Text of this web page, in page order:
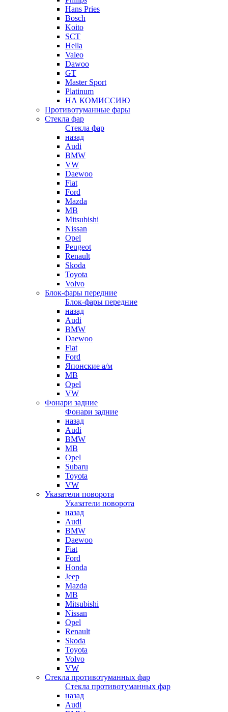
Hans Pries
Bosch
Koito
SCT
Hella
Valeo
Dawoo
GT
Master Sport
Platinum
НА КОМИССИЮ
Противотуманные фары
Стекла фар
Стекла фар
назад
Audi
BMW
VW
Daewoo
Fiat
Ford
Mazda
MB
Mitsubishi
Nissan
Opel
Peugeot
Renault
Skoda
Toyota
Volvo
Блок-фары передние
Блок-фары передние
назад
Audi
BMW
Daewoo
Fiat
Ford
Японские а/м
MB
Opel
VW
Фонари задние
Фонари задние
назад
Audi
BMW
MB
Opel
Subaru
Toyota
VW
Указатели поворота
Указатели поворота
назад
Audi
BMW
Daewoo
Fiat
Ford
Honda
Jeep
Mazda
MB
Mitsubishi
Nissan
Opel
Renault
Skoda
Toyota
Volvo
VW
Стекла противотуманных фар
Стекла противотуманных фар
назад
Audi